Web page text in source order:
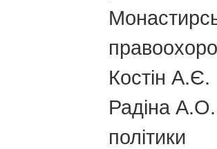
Костін А.Є.
Радіна А.О.
політики